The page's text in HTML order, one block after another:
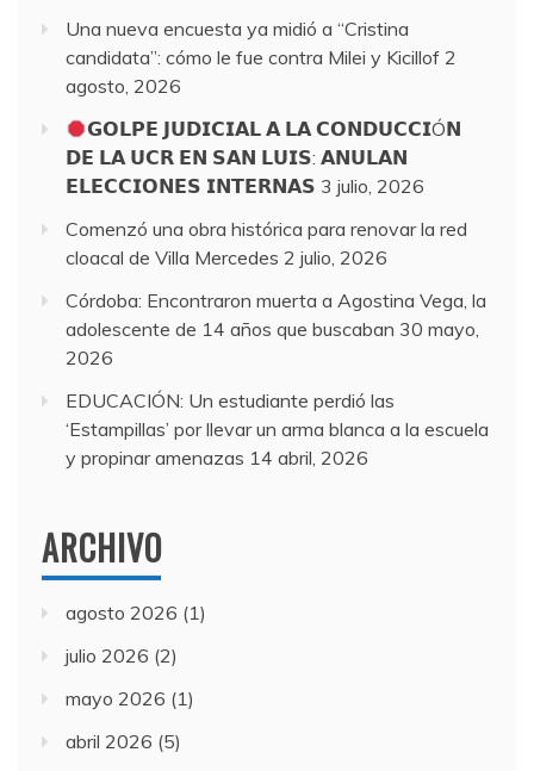
Una nueva encuesta ya midió a “Cristina
candidata”: cómo le fue contra Milei y Kicillof 2
agosto, 2026
𝗚𝗢𝗟𝗣𝗘 𝗝𝗨𝗗𝗜𝗖𝗜𝗔𝗟 𝗔 𝗟𝗔 𝗖𝗢𝗡𝗗𝗨𝗖𝗖𝗜Ó𝗡
𝗗𝗘 𝗟𝗔 𝗨𝗖𝗥 𝗘𝗡 𝗦𝗔𝗡 𝗟𝗨𝗜𝗦: 𝗔𝗡𝗨𝗟𝗔𝗡
𝗘𝗟𝗘𝗖𝗖𝗜𝗢𝗡𝗘𝗦 𝗜𝗡𝗧𝗘𝗥𝗡𝗔𝗦 3 julio, 2026
Comenzó una obra histórica para renovar la red
cloacal de Villa Mercedes 2 julio, 2026
Córdoba: Encontraron muerta a Agostina Vega, la
adolescente de 14 años que buscaban 30 mayo,
2026
EDUCACIÓN: Un estudiante perdió las
‘Estampillas’ por llevar un arma blanca a la escuela
y propinar amenazas 14 abril, 2026
ARCHIVO
agosto 2026 (1)
julio 2026 (2)
mayo 2026 (1)
abril 2026 (5)